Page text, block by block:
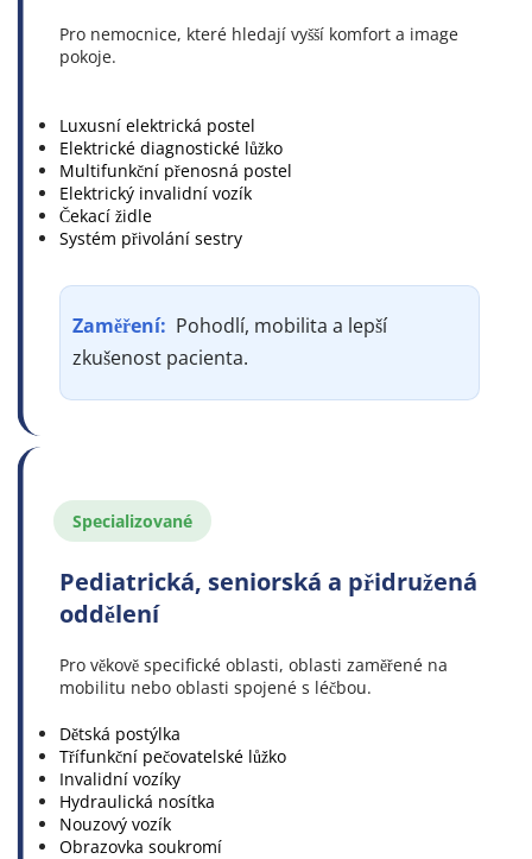
Pro nemocnice, které hledají vyšší komfort a image
pokoje.
Luxusní elektrická postel
Elektrické diagnostické lůžko
Multifunkční přenosná postel
Elektrický invalidní vozík
Čekací židle
Systém přivolání sestry
Zaměření: Pohodlí, mobilita a lepší
zkušenost pacienta.
Specializované
Pediatrická, seniorská a přidružená
oddělení
Pro věkově specifické oblasti, oblasti zaměřené na
mobilitu nebo oblasti spojené s léčbou.
Dětská postýlka
Třífunkční pečovatelské lůžko
Invalidní vozíky
Hydraulická nosítka
Nouzový vozík
Obrazovka soukromí